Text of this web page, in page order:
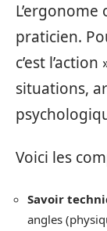
praticien.
c’est
situations,
Voici les
Savoir
angles